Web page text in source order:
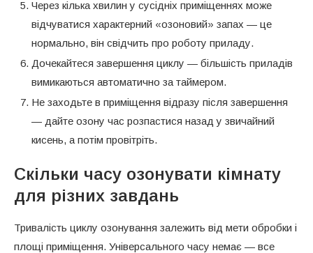
Через кілька хвилин у сусідніх приміщеннях може
відчуватися характерний «озоновий» запах — це
нормально, він свідчить про роботу приладу.
Дочекайтеся завершення циклу — більшість приладів
вимикаються автоматично за таймером.
Не заходьте в приміщення відразу після завершення
— дайте озону час розпастися назад у звичайний
кисень, а потім провітріть.
Скільки часу озонувати кімнату
для різних завдань
Тривалість циклу озонування залежить від мети обробки і
площі приміщення. Універсального часу немає — все